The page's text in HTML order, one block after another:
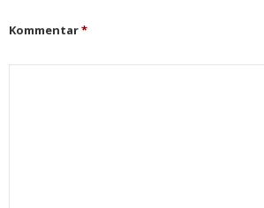
Kommentar*